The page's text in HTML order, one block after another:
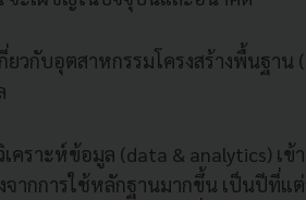
วกับอุตสาหกรรมโครงสร้างพื้นฐาน
คราะห์ข้อมูล (data & analytics) เข้
ากการใช้หลักฐานมากขึ้น เป็นปีที่แ